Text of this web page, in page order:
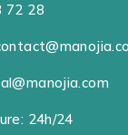
72 28
24h/24